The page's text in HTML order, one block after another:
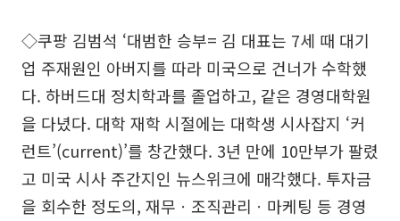
◇쿠팡 김범석 ‘대범한 승부= 김 대표는 7세 때 대기
업 주재원인 아버지를 따라 미국으로 건너가 수학했
다. 하버드대 정치학과를 졸업하고, 같은 경영대학원
을 다녔다. 대학 재학 시절에는 대학생 시사잡지 ‘커
런트’(current)’를 창간했다. 3년 만에 10만부가 팔렸
고 미국 시사 주간지인 뉴스위크에 매각했다. 투자금
을 회수한 정도의, 재무ㆍ조직관리ㆍ마케팅 등 경영